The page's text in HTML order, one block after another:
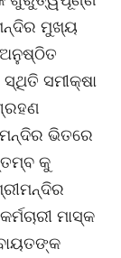
ମୁଖ୍ୟ
ସ୍ଥିତି ସମୀକ୍ଷା
ଭିତରେ
କୁ
ମାସ୍କ